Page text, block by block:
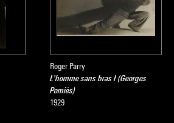
Roger Parry
L'homme sans bras I (Georges
Pomiès)
1929